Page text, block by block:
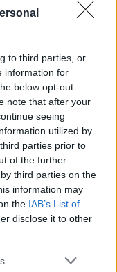
to third parties, or
information for
below opt-out
note that after your
seeing
utilized by
parties prior to
of the further
third parties on the
information may
the IAB’s List of
disclose it to other
5 perc